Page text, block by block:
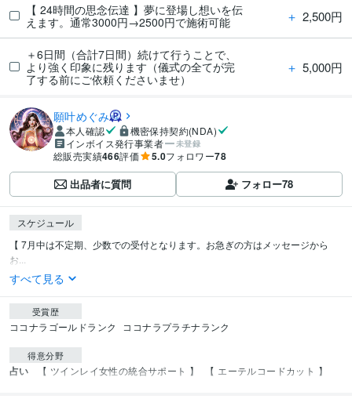
【 24時間の思念伝達 】夢に登場し想いを伝
えます。通常3000円→2500円で施術可能
＋ 2,500円
＋6日間（合計7日間）続けて行うことで、
より強く印象に残ります（儀式の全てが完
了する前にご依頼くださいませ）
＋ 5,000円
願叶めぐみ
本人確認
機密保持契約(NDA)
インボイス発行事業者
未登録
総販売実績466評価 5.0フォロワー78
出品者に質問 フォロー78
スケジュール
【 7月中は不定期、少数での受付となります。お急ぎの方はメッセージから
お...
すべて見る
受賞歴
ココナラゴールドランク ココナラプラチナランク
得意分野
占い 【 ツインレイ女性の統合サポート 】 【 エーテルコードカット 】